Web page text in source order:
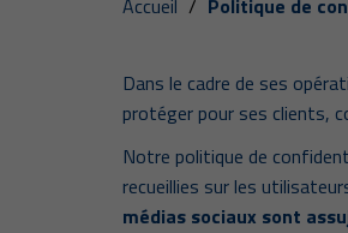
Accueil Politique de
Dans le cadre de ses
protéger pour ses clients,
Notre politique de
recueillies sur les
médias sociaux sont